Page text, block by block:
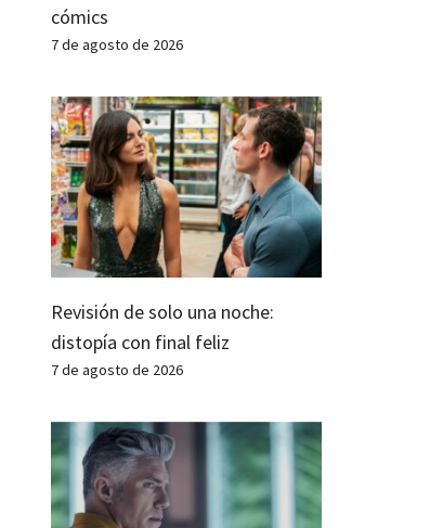
cómics
7 de agosto de 2026
Revisión de solo una noche:
distopía con final feliz
7 de agosto de 2026